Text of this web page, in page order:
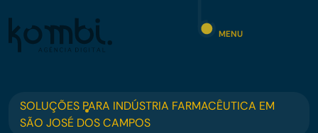
MENU
SOLUÇÕES PARA INDÚSTRIA FARMACÊUTICA EM
SÃO JOSÉ DOS CAMPOS